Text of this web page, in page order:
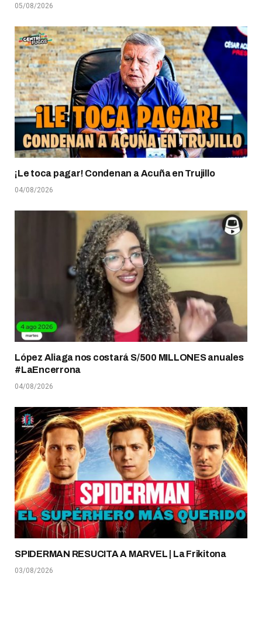
05/08/2026
¡Le toca pagar! Condenan a Acuña en Trujillo
04/08/2026
López Aliaga nos costará S/500 MILLONES anuales
#LaEncerrona
04/08/2026
SPIDERMAN RESUCITA A MARVEL | La Frikitona
03/08/2026